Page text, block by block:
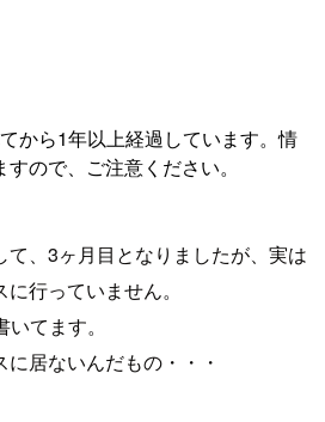
から1年以上経過しています。情
ので、ご注意ください。
て、3ヶ月目となりましたが、実は
行っていません。
てます。
居ないんだもの・・・